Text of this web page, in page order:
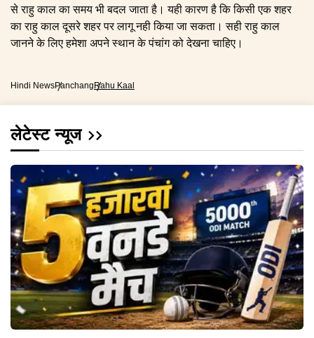
से राहु काल का समय भी बदल जाता है। यही कारण है कि किसी एक शहर
का राहु काल दूसरे शहर पर लागू नही किया जा सकता। सही राहु काल
जानने के लिए हमेशा अपने स्थान के पंचांग को देखना चाहिए।
Hindi NewsPanchang Rahu Kaal
लेटेस्ट न्यूज